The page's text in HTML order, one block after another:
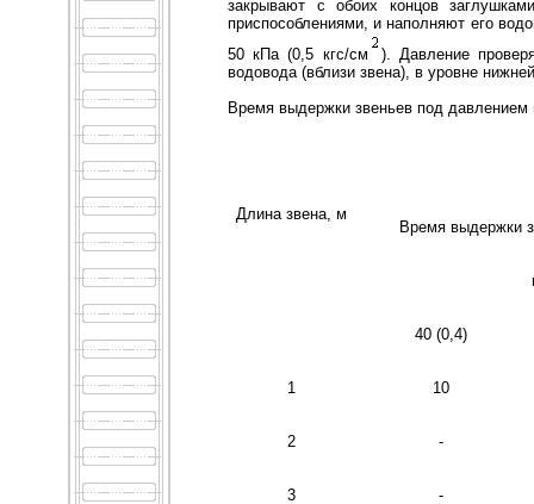
закрывают с обоих концов
приспособлениями, и наполняют его
50 кПа (0,5 кгс/см
). Давление
водовода (вблизи звена), в уровне
Время выдержки звеньев под
Длина звена, м
Время выдержки
40 (0,4)
1 10
2 -
3 -